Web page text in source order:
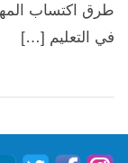
طرق اكتساب
في التعليم […]